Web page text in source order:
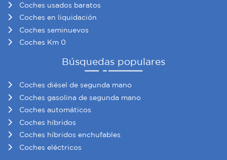
Coches usados baratos
Coches en liquidación
Coches seminuevos
Coches Km 0
Búsquedas populares
Coches diésel de segunda mano
Coches gasolina de segunda mano
Coches automáticos
Coches híbridos
Coches híbridos enchufables
Coches eléctricos